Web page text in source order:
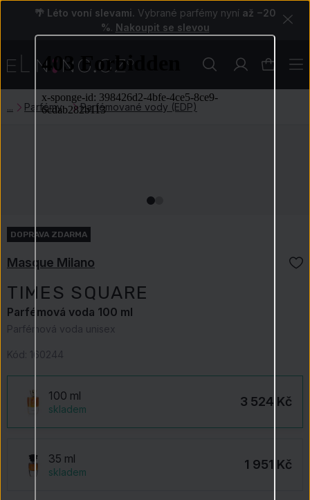
🌴 Léto voní slevami. Vybrané parfémy nyní až −20
%. Nakoupit se slevou
Parfémy Parfémované vody (EDP)
DOPRAVA ZDARMA
Masque Milano
TIMES SQUARE
Parfémová voda 100 ml
Parfémová voda unisex
Kód: 160244
100 ml
skladem 3 524 Kč
35 ml
skladem 1 951 Kč